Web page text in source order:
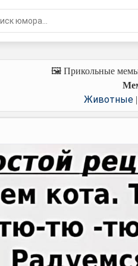
🖼️ Прикольные
Животные|